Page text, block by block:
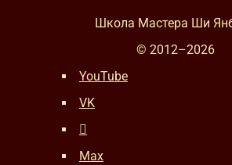
Школа Мастера Ши
© 2012–2026
YouTube
VK
Max